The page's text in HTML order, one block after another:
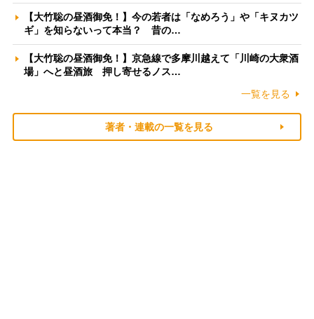
【大竹聡の昼酒御免！】今の若者は「なめろう」や「キヌカツ
ギ」を知らないって本当？ 昔の…
【大竹聡の昼酒御免！】京急線で多摩川越えて「川崎の大衆酒
場」へと昼酒旅 押し寄せるノス…
一覧を見る
著者・連載の一覧を見る